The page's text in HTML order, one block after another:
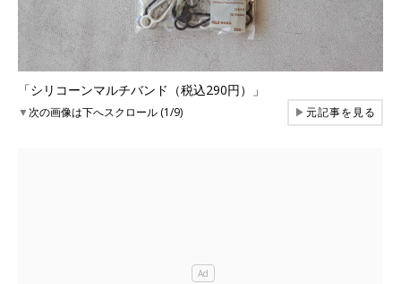
「シリコーンマルチバンド（税込290円）」
▼次の画像は下へスクロール (1/9) ▶元記事を見る